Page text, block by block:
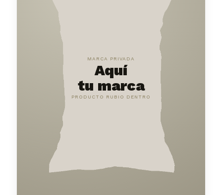
MARCA PRIVADA
Aquí
tu marca
PRODUCTO RUBIO DENTRO